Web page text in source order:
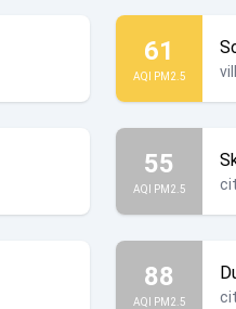
61
AQI PM2.5
55
AQI PM2.5
88
AQI PM2.5